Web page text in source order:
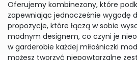
Oferujemy kombinezony, które
zapewniając jednocześnie wygodę
propozycje, które łączą w sobie
modnym designem, co czyni je
w garderobie każdej miłośniczki
możesz tworzyć niepowtarzalne